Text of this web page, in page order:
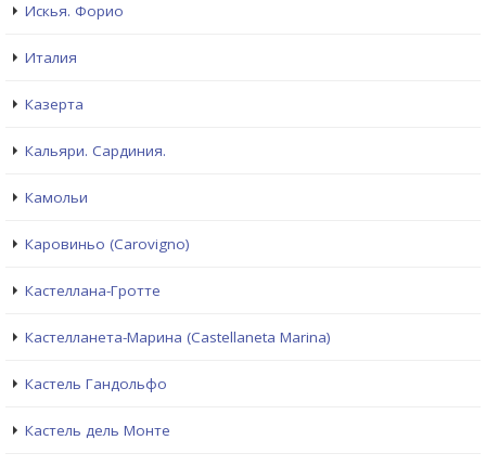
Искья. Форио
Италия
Казерта
Кальяри. Сардиния.
Камольи
Каровиньо (Carovigno)
Кастеллана-Гротте
Кастелланета-Марина (Castellaneta Marina)
Кастель Гандольфо
Кастель дель Монте